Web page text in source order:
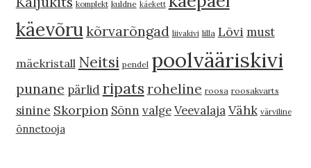
komplekt kuldne käekett
käevõru kõrvarõngad liivakivi lilla Lõvi must
mäekristall Neitsi pendel poolvääriskivi
punane pärlid ripatsroheline roosa roosakvarts
sinine Skorpion Sõnn valgeVeevalajaVähk värviline
õnnetooja